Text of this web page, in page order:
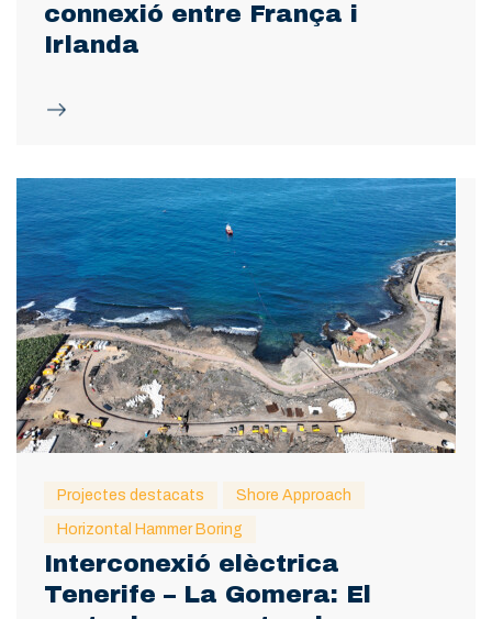
connexió entre França i
Irlanda
Projectes destacats Shore Approach
Horizontal Hammer Boring
Interconexió elèctrica
Tenerife – La Gomera: El